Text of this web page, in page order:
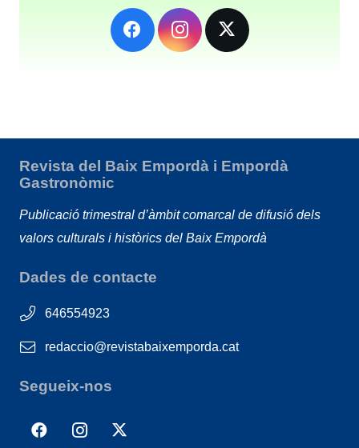
Revista del Baix Empordà i Empordà
Gastronòmic
Publicació trimestral d’àmbit comarcal de difusió dels
valors culturals i històrics del Baix Empordà
Dades de contacte
646554923
redaccio@revistabaixemporda.cat
Segueix-nos